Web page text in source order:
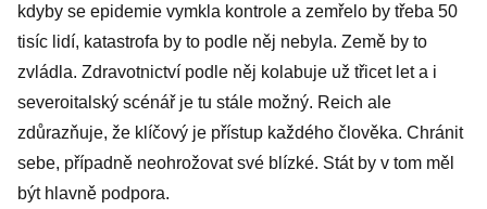
kdyby se epidemie vymkla kontrole a zemřelo by třeba 50
tisíc lidí, katastrofa by to podle něj nebyla. Země by to
zvládla. Zdravotnictví podle něj kolabuje už třicet let a i
severoitalský scénář je tu stále možný. Reich ale
zdůrazňuje, že klíčový je přístup každého člověka. Chránit
sebe, případně neohrožovat své blízké. Stát by v tom měl
být hlavně podpora.